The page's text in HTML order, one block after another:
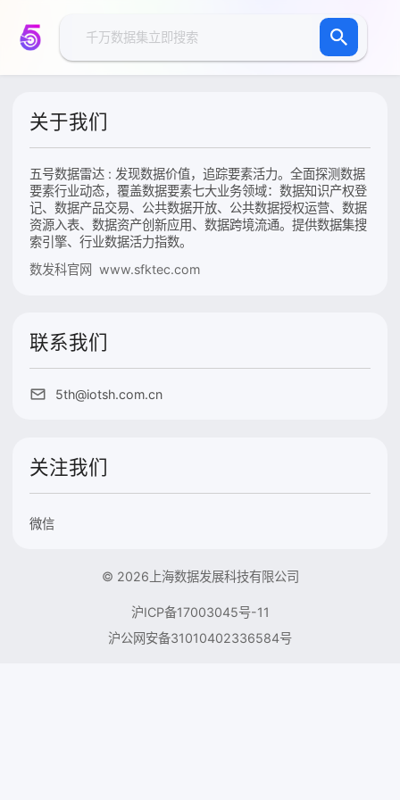
关于我们
五号数据雷达 : 发现数据价值，追踪要素活力。全面探测数据
要素行业动态，覆盖数据要素七大业务领域：数据知识产权登
记、数据产品交易、公共数据开放、公共数据授权运营、数据
资源入表、数据资产创新应用、数据跨境流通。提供数据集搜
索引擎、行业数据活力指数。
数发科官网 www.sfktec.com
联系我们
5th@iotsh.com.cn
关注我们
微信
© 2026上海数据发展科技有限公司
沪ICP备17003045号-11
沪公网安备31010402336584号